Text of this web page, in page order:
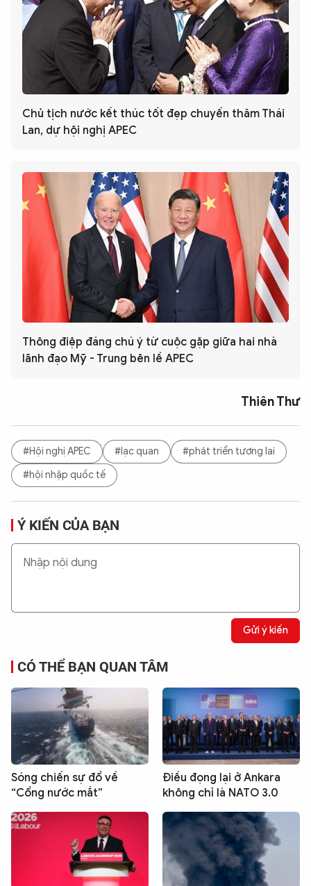
Chủ tịch nước kết thúc tốt đẹp chuyến thăm Thái
Lan, dự hội nghị APEC
Thông điệp đáng chú ý từ cuộc gặp giữa hai nhà
lãnh đạo Mỹ - Trung bên lề APEC
Thiên Thư
#Hội nghị APEC #lạc quan
#phát triển tương lai
#hội nhập quốc tế
Ý KIẾN CỦA BẠN
Gửi ý kiến
CÓ THỂ BẠN QUAN TÂM
Sóng chiến sự đổ về
“Cổng nước mắt”
Điều đọng lại ở Ankara
không chỉ là NATO 3.0